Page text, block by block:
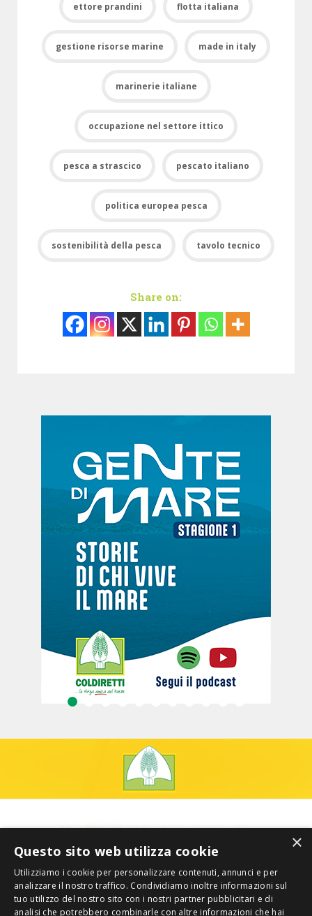
ettore prandini flotta italiana
gestione risorse marine made in italy
marinerie italiane
occupazione nel settore ittico
pesca a strascico pescato italiano
politica europea pesca
sostenibilità della pesca tavolo tecnico
Share on:
×
Questo sito web utilizza cookie
Utilizziamo i cookie per personalizzare contenuti, annunci e per
analizzare il nostro traffico. Condividiamo inoltre informazioni sul
tuo utilizzo del nostro sito con i nostri partner pubblicitari e di
analisi che potrebbero combinarle con altre informazioni che hai